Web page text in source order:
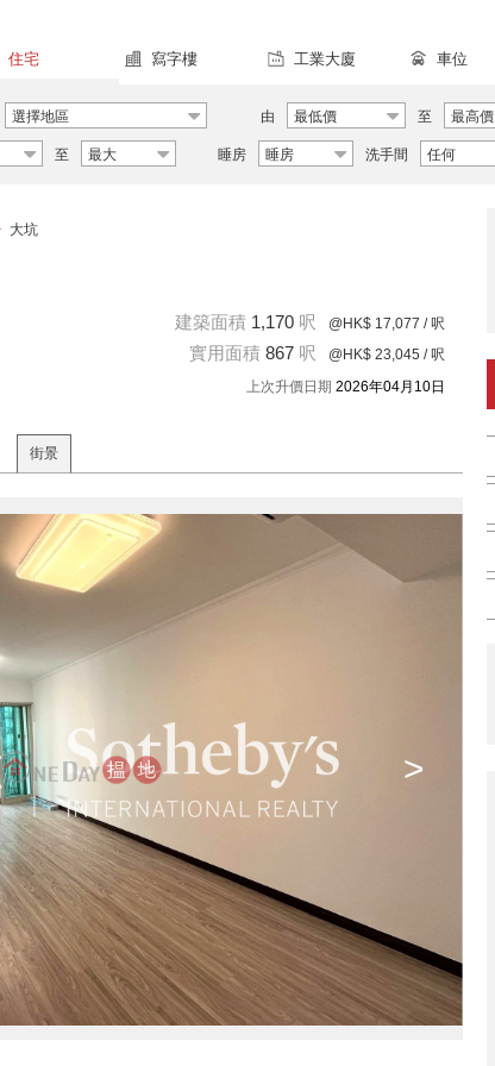
住宅 寫字樓 工業大廈 車位
選擇地區 由 最低價 至 最高價
至 最大 睡房 睡房 洗手間 任何
大坑
建築面積 1,170 呎 @HK$ 17,077 / 呎
實用面積 867 呎 @HK$ 23,045 / 呎
上次升價日期 2026年04月10日
街景
>